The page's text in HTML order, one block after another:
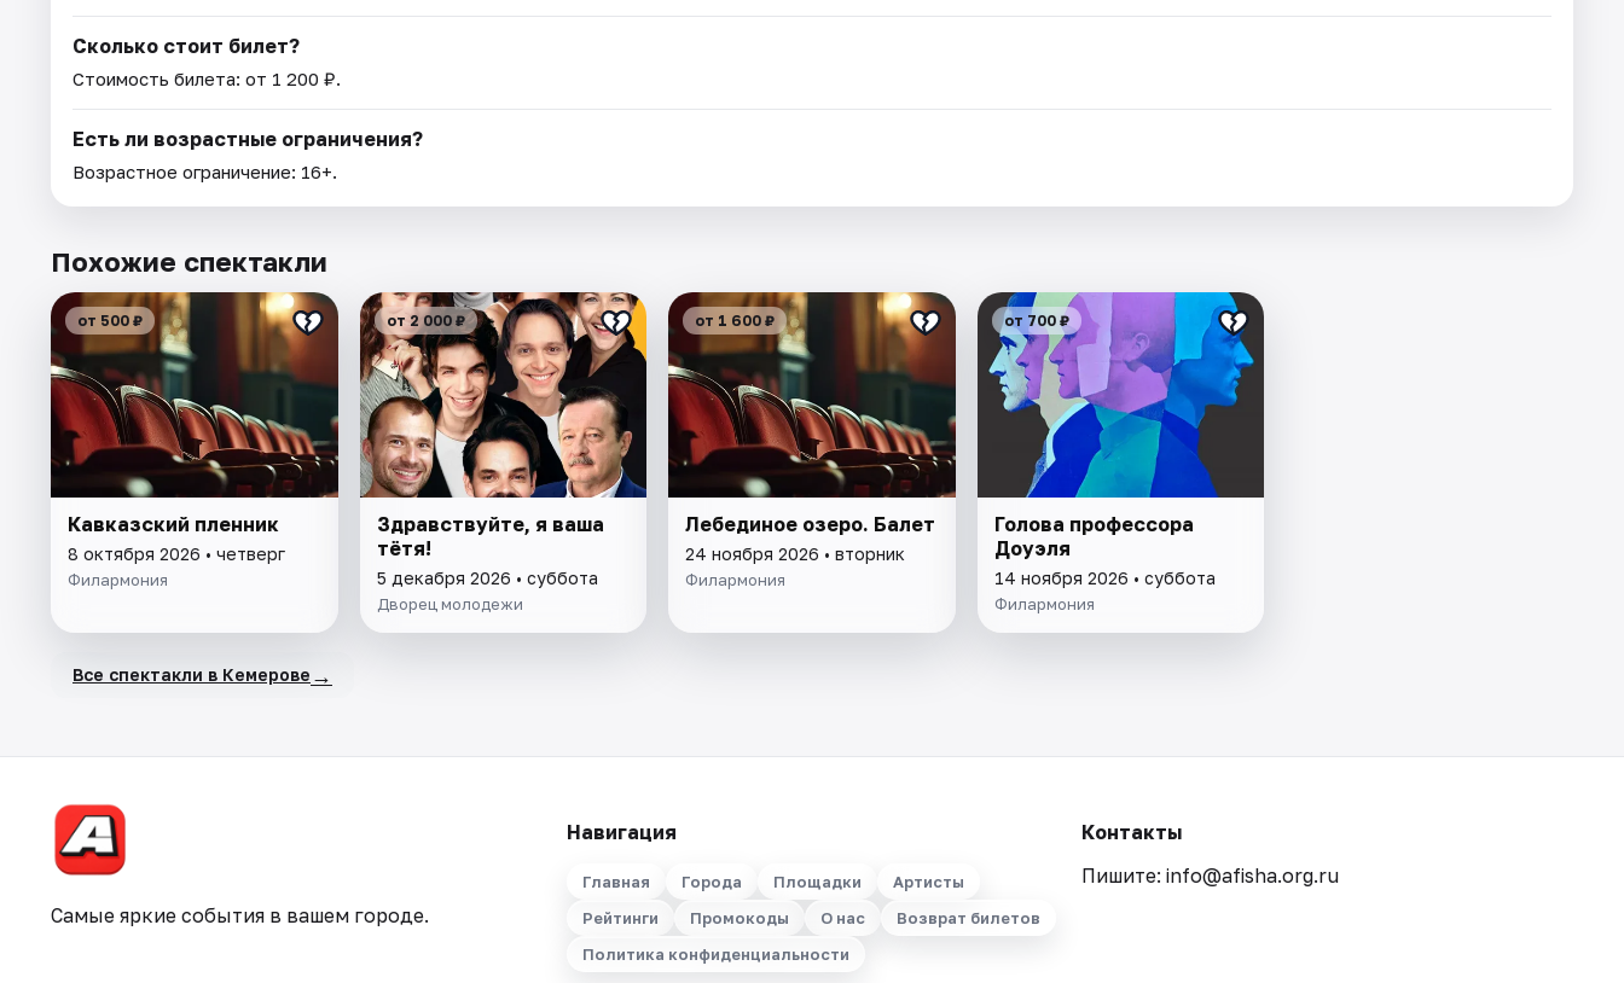
Сколько стоит билет?
Стоимость билета: от 1 200 ₽.
Есть ли возрастные ограничения?
Возрастное ограничение: 16+.
Похожие спектакли
от 500 ₽
Кавказский пленник
8 октября 2026 • четверг
Филармония
от 2 000 ₽
Здравствуйте, я ваша
тётя!
5 декабря 2026 • суббота
Дворец молодежи
от 1 600 ₽
Лебединое озеро. Балет
24 ноября 2026 • вторник
Филармония
от 700 ₽
Голова профессора
Доуэля
14 ноября 2026 • суббота
Филармония
Все спектакли в Кемерове →
Самые яркие события в вашем городе.
Навигация
Главная Города Площадки
Артисты
Рейтинги
Промокоды О нас
Возврат билетов
Политика конфиденциальности
Контакты
Пишите: info@afisha.org.ru